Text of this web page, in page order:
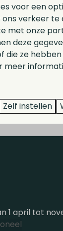
1 april tot
voor een
verkeer
met onze
deze
die ze
meer
Zelf instellen